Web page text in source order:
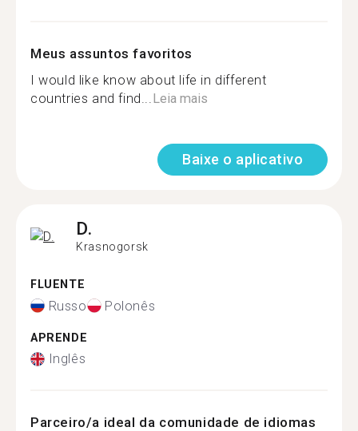
Meus assuntos favoritos
I would like know about life in different
countries and find...Leia mais
Baixe o aplicativo
D.
Krasnogorsk
FLUENTE
Russo Polonês
APRENDE
Inglês
Parceiro/a ideal da comunidade de idiomas